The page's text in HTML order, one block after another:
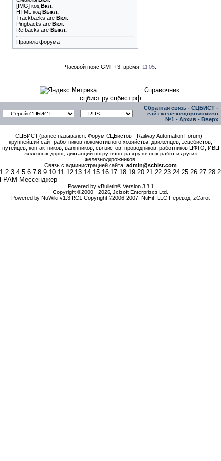
[IMG] код Вкл.
HTML код Выкл.
Trackbacks are Вкл.
Pingbacks are Вкл.
Refbacks are Выкл.
Правила форума
Часовой пояс GMT +3, время: 11:05
Справочник
сцбист.ру сцбист.рф
Обратная связь - СЦБИСТ -
сайт железнодорожников
№1 - Архив - Вверх
СЦБИСТ (ранее назывался: Форум СЦБистов - Railway Automation Forum) -
крупнейший сайт работников локомотивного хозяйства, движенцев, эсцебистов,
путейцев, контактников, вагонников, связистов, проводников, работников ЦФТО, ИВЦ
железных дорог, дистанций погрузочно-разгрузочных работ и других
железнодорожников.
Связь с администрацией сайта: admin@scbist.com
1 2 3 4 5 6 7 8 9 10 11 12 13 14 15 16 17 18 19 20 21 22 23 24 25 26 27 28
ГРАМ Мессенджер
Powered by vBulletin® Version 3.8.1
Copyright ©2000 - 2026, Jelsoft Enterprises Ltd.
Powered by NuWiki v1.3 RC1 Copyright ©2006-2007, NuHit, LLC Перевод: zCarot